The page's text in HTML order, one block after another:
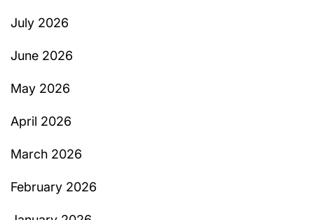
July 2026
June 2026
May 2026
April 2026
March 2026
February 2026